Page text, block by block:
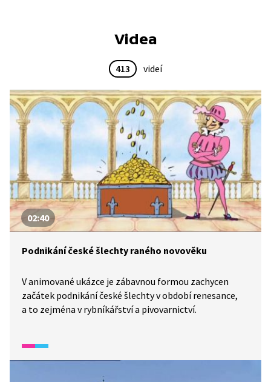
Videa
413 videí
02:40
Podnikání české šlechty raného novověku
V animované ukázce je zábavnou formou zachycen
začátek podnikání české šlechty v období renesance,
a to zejména v rybníkářství a pivovarnictví.